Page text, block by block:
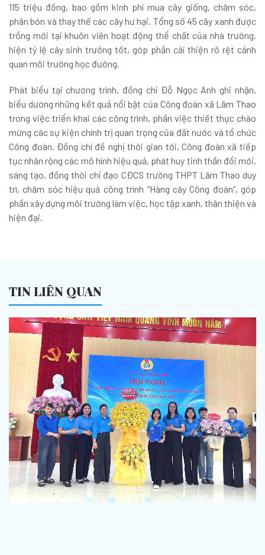
115 triệu đồng, bao gồm kinh phí mua cây giống, chăm sóc,
phân bón và thay thế các cây hư hại. Tổng số 45 cây xanh được
trồng mới tại khuôn viên hoạt động thể chất của nhà trường,
hiện tỷ lệ cây sinh trưởng tốt, góp phần cải thiện rõ rệt cảnh
quan môi trường học đường.
Phát biểu tại chương trình, đồng chí Đỗ Ngọc Anh ghi nhận,
biểu dương những kết quả nổi bật của Công đoàn xã Lâm Thao
trong việc triển khai các công trình, phần việc thiết thực chào
mừng các sự kiện chính trị quan trọng của đất nước và tổ chức
Công đoàn. Đồng chí đề nghị thời gian tới, Công đoàn xã tiếp
tục nhân rộng các mô hình hiệu quả, phát huy tinh thần đổi mới,
sáng tạo, đồng thời chỉ đạo CĐCS trường THPT Lâm Thao duy
trì, chăm sóc hiệu quả công trình “Hàng cây Công đoàn”, góp
phần xây dựng môi trường làm việc, học tập xanh, thân thiện và
hiện đại.
TIN LIÊN QUAN